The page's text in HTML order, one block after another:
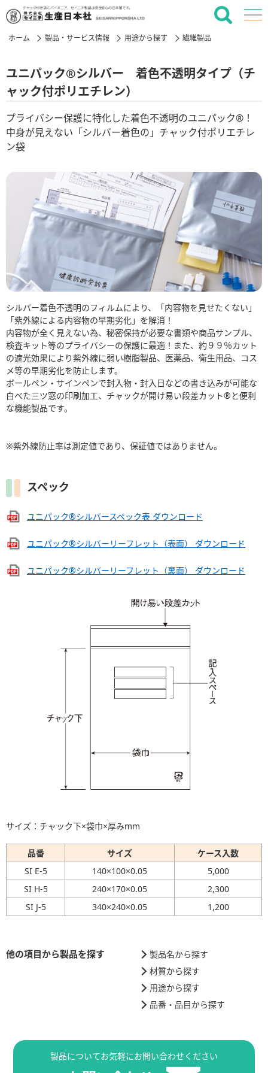
ホーム 製品・サービス情報 用途から探す 繊維製品
ユニパック®シルバー 着色不透明タイプ（チ
ャック付ポリエチレン）
プライバシー保護に特化した着色不透明のユニパック®！
中身が見えない「シルバー着色の」チャック付ポリエチレ
ン袋
シルバー着色不透明のフィルムにより、「内容物を見せたくない」
「紫外線による内容物の早期劣化」を解消！
内容物が全く見えない為、秘密保持が必要な書類や商品サンプル、
検査キット等のプライバシーの保護に最適！また、約９９％カット
の遮光効果により紫外線に弱い樹脂製品、医薬品、衛生用品、コス
メ等の早期劣化を防止します。
ボールペン・サインペンで封入物・封入日などの書き込みが可能な
白べた三ツ窓の印刷加工、チャックが開け易い段差カット®と便利
な機能製品です。
※紫外線防止率は測定値であり、保証値ではありません。
スペック
ユニパック®シルバースペック表 ダウンロード
ユニパック®シルバーリーフレット（表面） ダウンロード
ユニパック®シルバーリーフレット（裏面） ダウンロード
サイズ：チャック下×袋巾×厚みmm
品番 サイズ
ケース入数
SI E-5
140×100×0.05
5,000
SI H-5
240×170×0.05
2,300
SI J-5
340×240×0.05 1,200
他の項目から製品を探す
製品名から探す
材質から探す
用途から探す
品番・品目から探す
製品についてお気軽にお問い合わせください